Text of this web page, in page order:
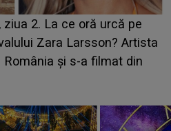
din "Casa Iubirii" l-a
CINE ESTE
Aflându-se în fața
IMEDIAT: "Am